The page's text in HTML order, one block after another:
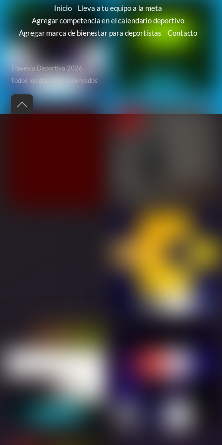
Inicio
Lleva a tu equipo a la meta
Agregar competencia en el calendario deportivo
Agregar marca de bienestar para deportistas
Contacto
Back
Travesía Deportiva 2026
Todos los derechos reservados